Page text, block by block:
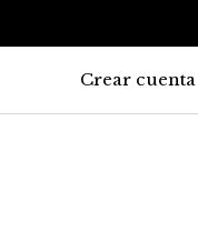
Crear cuenta